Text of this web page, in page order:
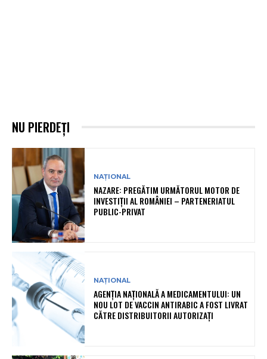
NU PIERDEȚI
NAȚIONAL
NAZARE: PREGĂTIM URMĂTORUL MOTOR DE
INVESTIȚII AL ROMÂNIEI – PARTENERIATUL
PUBLIC-PRIVAT
NAȚIONAL
AGENȚIA NAȚIONALĂ A MEDICAMENTULUI: UN
NOU LOT DE VACCIN ANTIRABIC A FOST LIVRAT
CĂTRE DISTRIBUITORII AUTORIZAȚI